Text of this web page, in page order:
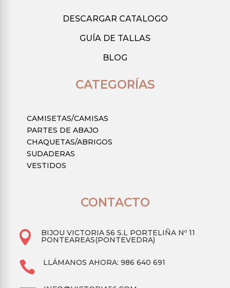
DESCARGAR CATALOGO
GUÍA DE TALLAS
BLOG
CATEGORÍAS
CAMISETAS/CAMISAS
PARTES DE ABAJO
CHAQUETAS/ABRIGOS
SUDADERAS
VESTIDOS
CONTACTO
 BIJOU VICTORIA 56 S.L PORTELIÑA Nº 11
PONTEAREAS(PONTEVEDRA)
 LLÁMANOS AHORA: 986 640 691